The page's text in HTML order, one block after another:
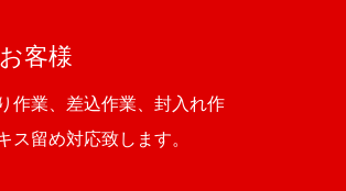
客様
作業、差込作業、封入れ作
ス留め対応致します。